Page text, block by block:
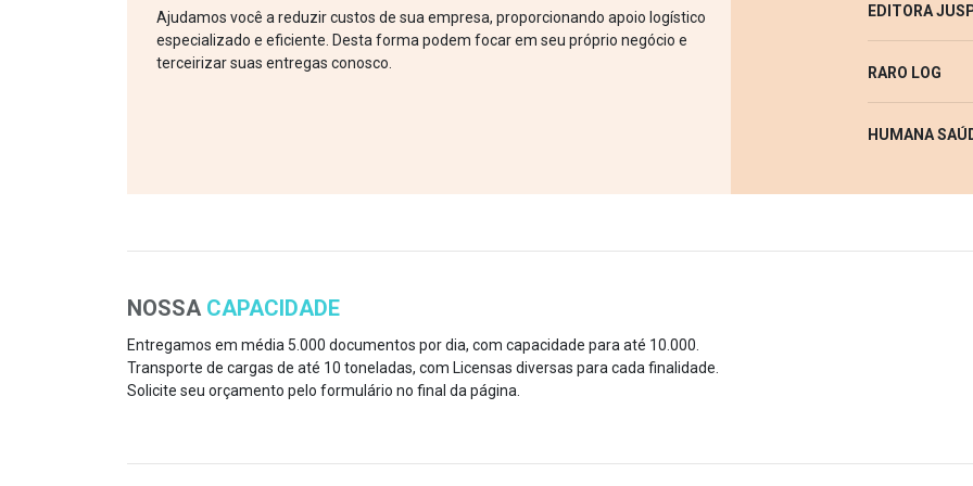
Ajudamos você a reduzir custos de sua empresa, proporcionando apoio logístico
especializado e eficiente. Desta forma podem focar em seu próprio negócio e
terceirizar suas entregas conosco.
EDITORA
RARO LOG
HUMANA
NOSSA CAPACIDADE
Entregamos em média 5.000 documentos por dia, com capacidade para até 10.000.
Transporte de cargas de até 10 toneladas, com Licensas diversas para cada finalidade.
Solicite seu orçamento pelo formulário no final da página.